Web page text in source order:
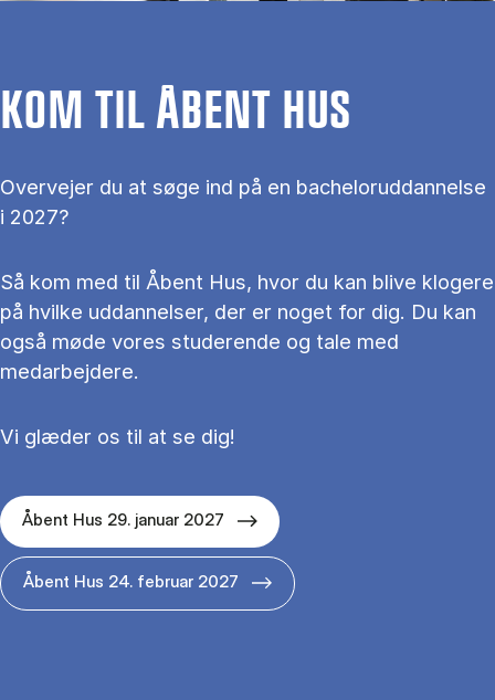
KOM TIL ÅBENT HUS
Overvejer du at søge ind på en bacheloruddannelse
i 2027?
Så kom med til Åbent Hus, hvor du kan blive klogere
på hvilke uddannelser, der er noget for dig. Du kan
også møde vores studerende og tale med
medarbejdere.
Vi glæder os til at se dig!
Åbent Hus 29. januar 2027
Åbent Hus 24. februar 2027